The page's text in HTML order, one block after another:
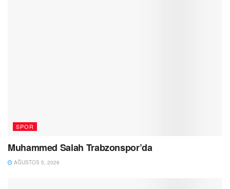
SPOR
Muhammed Salah Trabzonspor’da
AĞUSTOS 5, 2026